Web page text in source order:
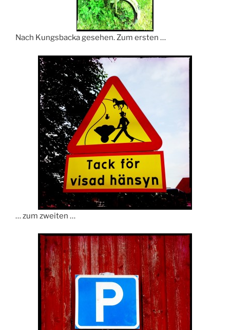
Nach Kungsbacka gesehen. Zum ersten …
… zum zweiten …